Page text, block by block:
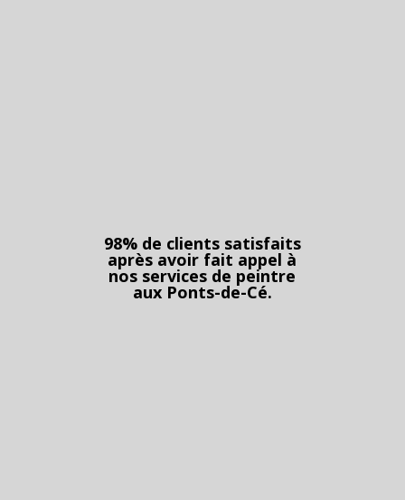
98% de clients satisfaits
après avoir fait appel à
nos services de peintre
aux Ponts-de-Cé.